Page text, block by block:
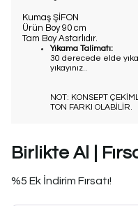
Kumaş ŞİFON
Ürün Boy 90 cm
Tam Boy Astarlıdır.
Yıkama Talimatı:
30 derecede elde
yıkayınız..
NOT: KONSEPT
TON FARKI OLABİLİR.
Birlikte Al |
%5 Ek İndirim Fırsatı!